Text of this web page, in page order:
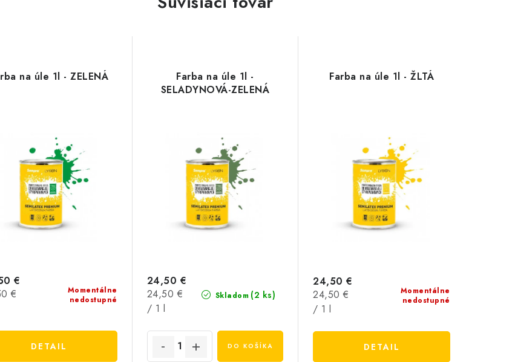
na úle 1l - ZELENÁ
Momentálne
nedostupné
€
€
DETAIL
Farba na úle 1l -
SELADYNOVÁ-ZELENÁ
Skladom (2 ks)
24,50 €
Jednotková
cena:
24,50 €
/ 1 l
DO KOŠÍKA
Farba na úle 1l - ŽLTÁ
Momentálne
nedostupné
24,50 €
Jednotková
cena:
24,50 €
/ 1 l
DETAIL